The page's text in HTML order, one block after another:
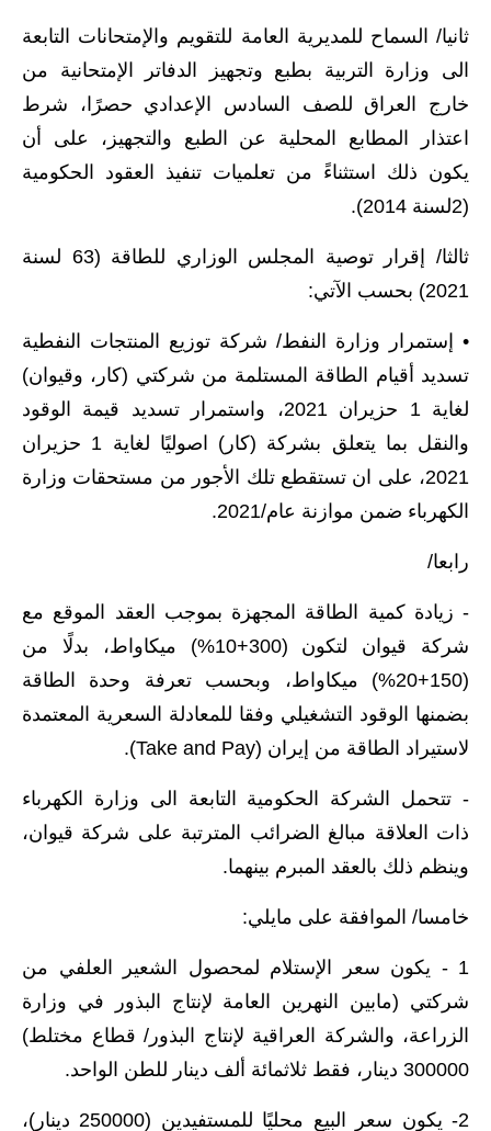
المرحلة المتوسطة
المرحلة الاعدادية
مواضيع انشاء
المرحلة الابتدائية
المرحلة الاعدادية
الجامعات
اخبار وقرارات وزارة التعليم
العالي
استمارة القبول المركزي
نتائج القبول المركزي
العطل
صحة وطب
فن ومشاهير
العامة
ثانيا/ السماح للمديرية العامة للتقويم والإمتحانات التابعة
الى وزارة التربية بطبع وتجهيز الدفاتر الإمتحانية من
خارج العراق للصف السادس الإعدادي حصرًا، شرط
اعتذار المطابع المحلية عن الطبع والتجهيز، على أن
يكون ذلك استثناءً من تعلميات تنفيذ العقود الحكومية
(2لسنة 2014).
ثالثا/ إقرار توصية المجلس الوزاري للطاقة (63 لسنة
2021) بحسب الآتي:
• إستمرار وزارة النفط/ شركة توزيع المنتجات النفطية
تسديد أقيام الطاقة المستلمة من شركتي (كار، وقيوان)
لغاية 1 حزيران 2021، واستمرار تسديد قيمة الوقود
والنقل بما يتعلق بشركة (كار) اصوليًا لغاية 1 حزيران
2021، على ان تستقطع تلك الأجور من مستحقات وزارة
الكهرباء ضمن موازنة عام/2021.
رابعا/
- زيادة كمية الطاقة المجهزة بموجب العقد الموقع مع
شركة قيوان لتكون (300+10%) ميكاواط، بدلًا من
(150+20%) ميكاواط، وبحسب تعرفة وحدة الطاقة
بضمنها الوقود التشغيلي وفقا للمعادلة السعرية المعتمدة
لاستيراد الطاقة من إيران (Take and Pay).
- تتحمل الشركة الحكومية التابعة الى وزارة الكهرباء
ذات العلاقة مبالغ الضرائب المترتبة على شركة قيوان،
وينظم ذلك بالعقد المبرم بينهما.
خامسا/ الموافقة على مايلي:
1 - يكون سعر الإستلام لمحصول الشعير العلفي من
شركتي (مابين النهرين العامة لإنتاج البذور في وزارة
الزراعة، والشركة العراقية لإنتاج البذور/ قطاع مختلط)
300000 دينار، فقط ثلاثمائة ألف دينار للطن الواحد.
2- يكون سعر البيع محليًا للمستفيدين (250000 دينار)،